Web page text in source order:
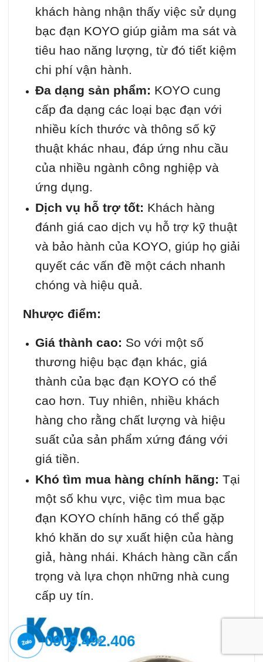
khách hàng nhận thấy việc sử dụng
bạc đạn KOYO giúp giảm ma sát và
tiêu hao năng lượng, từ đó tiết kiệm
chi phí vận hành.
Đa dạng sản phẩm: KOYO cung
cấp đa dạng các loại bạc đạn với
nhiều kích thước và thông số kỹ
thuật khác nhau, đáp ứng nhu cầu
của nhiều ngành công nghiệp và
ứng dụng.
Dịch vụ hỗ trợ tốt: Khách hàng
đánh giá cao dịch vụ hỗ trợ kỹ thuật
và bảo hành của KOYO, giúp họ giải
quyết các vấn đề một cách nhanh
chóng và hiệu quả.
Nhược điểm:
Giá thành cao: So với một số
thương hiệu bạc đạn khác, giá
thành của bạc đạn KOYO có thể
cao hơn. Tuy nhiên, nhiều khách
hàng cho rằng chất lượng và hiệu
suất của sản phẩm xứng đáng với
giá tiền.
Khó tìm mua hàng chính hãng: Tại
một số khu vực, việc tìm mua bạc
đạn KOYO chính hãng có thể gặp
khó khăn do sự xuất hiện của hàng
giả, hàng nhái. Khách hàng cần cẩn
trọng và lựa chọn những nhà cung
cấp uy tín.
0909.492.406